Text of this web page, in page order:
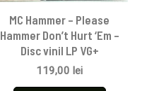
MC Hammer – Please
Hammer Don’t Hurt ‘Em –
Disc vinil LP VG+
119,00 lei